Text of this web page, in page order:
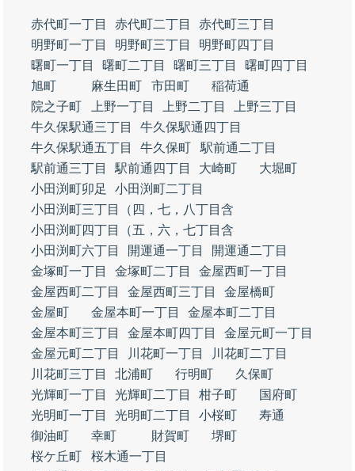
赤代町一丁目 赤代町二丁目
赤代町三丁目
明野町一丁目
明野町三丁目
明野町四丁目
曙町一丁目
曙町二丁目 曙町三丁目
曙町四丁目
旭町
麻生田町 市田町
稲荷通
院之子町
上野一丁目 上野二丁目
上野三丁目
牛久保駅通三丁目
牛久保駅通四丁目
牛久保駅通五丁目
牛久保町
駅前通二丁目
駅前通三丁目
駅前通四丁目 大崎町
大堀町
小田渕町卯足
小田渕町二丁目
小田渕町三丁目（四，七，八丁目含
小田渕町四丁目（五，六，七丁目含
小田渕町六丁目
開運通一丁目
開運通二丁目
金塚町一丁目
金塚町二丁目
金屋西町一丁目
金屋西町二丁目
金屋西町三丁目
金屋橋町
金屋町
金屋本町一丁目
金屋本町二丁目
金屋本町三丁目
金屋本町四丁目
金屋元町一丁目
金屋元町二丁目
川花町一丁目
川花町二丁目
川花町三丁目
北浦町 行明町
久保町
光輝町一丁目
光輝町二丁目 柑子町
国府町
光明町一丁目
光明町二丁目 小桜町
寿通
御油町
幸町 財賀町
堺町
桜ケ丘町
桜木通一丁目